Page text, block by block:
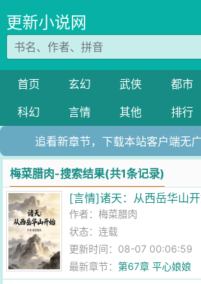
更新小说网
首页 玄幻 武侠 都市
科幻
言情 其他 排行
追看新章节，下载本站客户端无
梅菜腊肉-搜索结果(共1条记录)
[言情]诸天：从西岳华山
作者：梅菜腊肉
状态：连载
更新时间：08-07 00:06:59
最新章节：第67章 平心娘娘